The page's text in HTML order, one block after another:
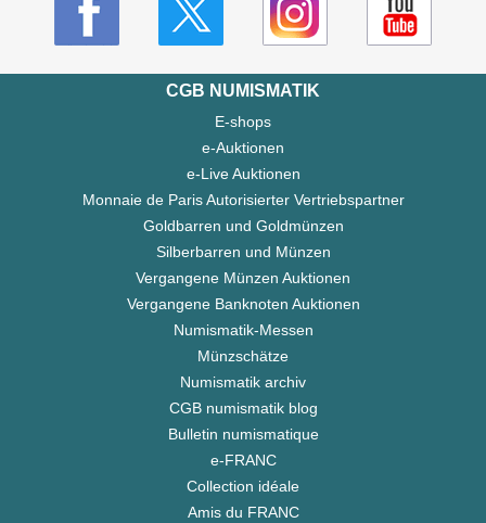
CGB NUMISMATIK
E-shops
e-Auktionen
e-Live Auktionen
Monnaie de Paris Autorisierter Vertriebspartner
Goldbarren und Goldmünzen
Silberbarren und Münzen
Vergangene Münzen Auktionen
Vergangene Banknoten Auktionen
Numismatik-Messen
Münzschätze
Numismatik archiv
CGB numismatik blog
Bulletin numismatique
e-FRANC
Collection idéale
Amis du FRANC